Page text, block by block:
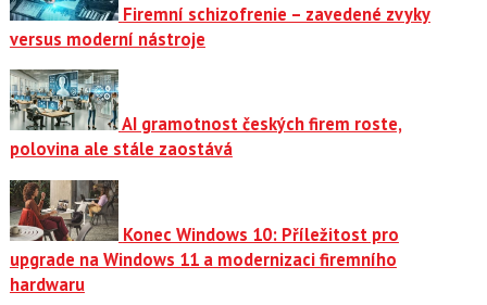
Firemní schizofrenie – zavedené zvyky
versus moderní nástroje
AI gramotnost českých firem roste,
polovina ale stále zaostává
Konec Windows 10: Příležitost pro
upgrade na Windows 11 a modernizaci firemního
hardwaru